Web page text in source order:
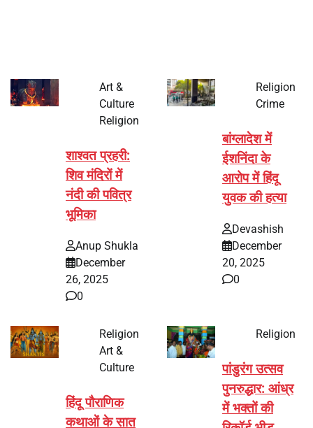
Art &
Culture
Religion
शाश्वत प्रहरी:
शिव मंदिरों में
नंदी की पवित्र
भूमिका
Anup Shukla
December
26, 2025
0
Religion
Crime
बांग्लादेश में
ईशनिंदा के
आरोप में हिंदू
युवक की हत्या
Devashish
December
20, 2025
0
Religion
Art &
Culture
हिंदू पौराणिक
कथाओं के सात
Religion
पांडुरंग उत्सव
पुनरुद्धार: आंध्र
में भक्तों की